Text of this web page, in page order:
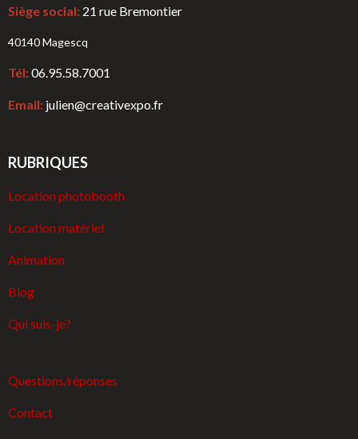
Siège social: 21 rue Bremontier
40140 Magescq
Tél:06.95.58.7001
Email: julien@creativexpo.fr
RUBRIQUES
Location photobooth
Location matériel
Animation
Blog
Qui suis-je?
Questions/réponses
Contact